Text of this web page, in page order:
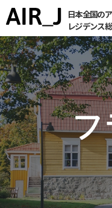
日本全国の
レジデンス
フ